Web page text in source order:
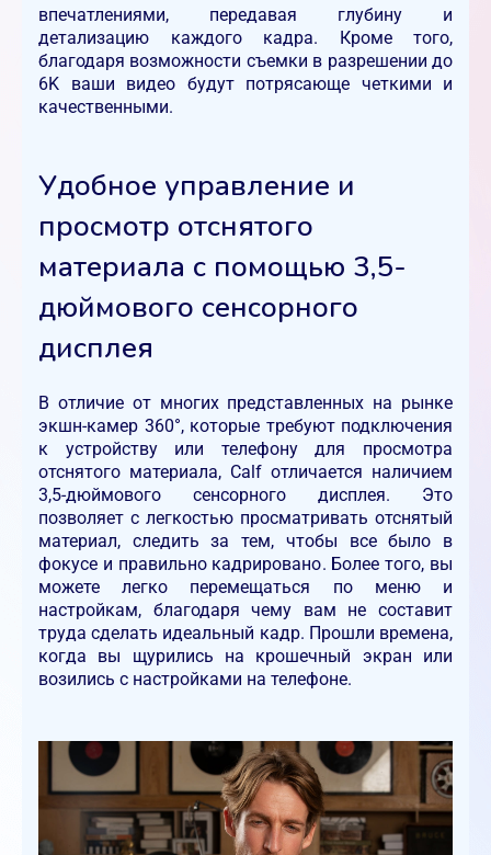
впечатлениями, передавая глубину и
детализацию каждого кадра. Кроме того,
благодаря возможности съемки в разрешении до
6K ваши видео будут потрясающе четкими и
качественными.
Удобное управление и
просмотр отснятого
материала с помощью 3,5-
дюймового сенсорного
дисплея
В отличие от многих представленных на рынке
экшн-камер 360°, которые требуют подключения
к устройству или телефону для просмотра
отснятого материала, Calf отличается наличием
3,5-дюймового сенсорного дисплея. Это
позволяет с легкостью просматривать отснятый
материал, следить за тем, чтобы все было в
фокусе и правильно кадрировано. Более того, вы
можете легко перемещаться по меню и
настройкам, благодаря чему вам не составит
труда сделать идеальный кадр. Прошли времена,
когда вы щурились на крошечный экран или
возились с настройками на телефоне.